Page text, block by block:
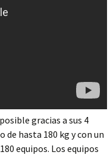
gracias a sus 4
de hasta 180 kg y con un
equipos. Los equipos